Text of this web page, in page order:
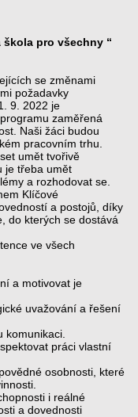
škola pro všechny “
se změnami
požadavky
9. 2022 je
zaměřená
Naši žáci budou
pracovním trhu.
umět tvořivě
je třeba umět
a rozhodovat se.
Klíčové
a postojů, díky
do kterých se dostává
ve všech
a motivovat je
uvažování a řešení
komunikaci.
práci vlastní
osobnosti, které
i reálné
a dovednosti